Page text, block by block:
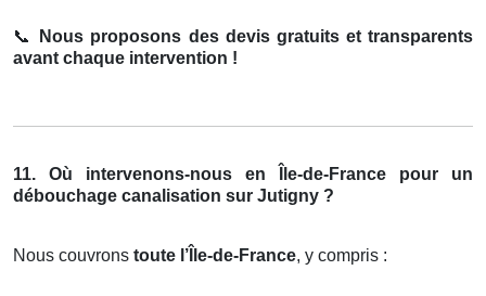
📞
Nous proposons des devis gratuits et transparents
avant chaque intervention !
11. Où intervenons-nous en Île-de-France pour un
débouchage canalisation sur Jutigny ?
Nous couvrons toute l’Île-de-France, y compris :